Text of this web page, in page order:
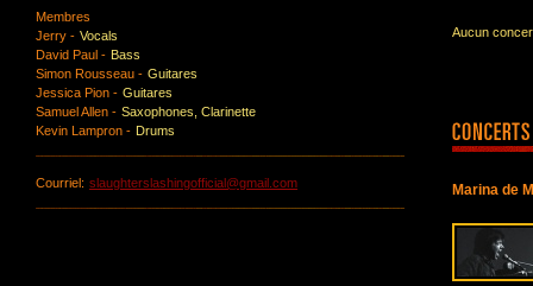
Membres
Jerry - Vocals
David Paul - Bass
Simon Rousseau - Guitares
Jessica Pion - Guitares
Samuel Allen - Saxophones, Clarinette
Kevin Lampron - Drums
Courriel: slaughterslashingofficial@gmail.com
Aucun
Marina de